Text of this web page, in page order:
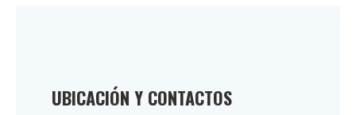
UBICACIÓN Y CONTACTOS